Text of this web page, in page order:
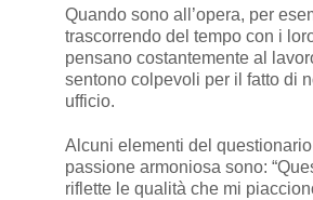
Quando sono all’opera, per
trascorrendo del tempo con i
pensano costantemente al
sentono colpevoli per il fatto di
ufficio.
Alcuni elementi del
passione armoniosa sono:
riflette le qualità che mi